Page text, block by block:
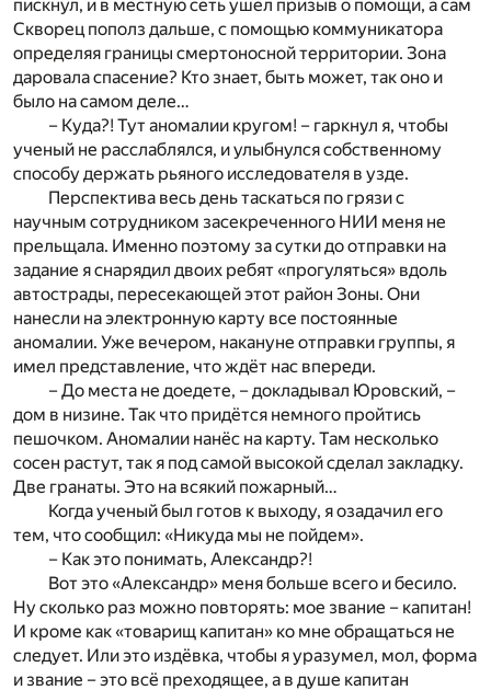
пискнул, и в местную сеть ушел призыв о помощи, а сам
Скворец пополз дальше, с помощью коммуникатора
определяя границы смертоносной территории. Зона
даровала спасение? Кто знает, быть может, так оно и
было на самом деле…
– Куда?! Тут аномалии кругом! – гаркнул я, чтобы
ученый не расслаблялся, и улыбнулся собственному
способу держать рьяного исследователя в узде.
Перспектива весь день таскаться по грязи с
научным сотрудником засекреченного НИИ меня не
прельщала. Именно поэтому за сутки до отправки на
задание я снарядил двоих ребят «прогуляться» вдоль
автострады, пересекающей этот район Зоны. Они
нанесли на электронную карту все постоянные
аномалии. Уже вечером, накануне отправки группы, я
имел представление, что ждёт нас впереди.
– До места не доедете, – докладывал Юровский, –
дом в низине. Так что придётся немного пройтись
пешочком. Аномалии нанёс на карту. Там несколько
сосен растут, так я под самой высокой сделал закладку.
Две гранаты. Это на всякий пожарный…
Когда ученый был готов к выходу, я озадачил его
тем, что сообщил: «Никуда мы не пойдем».
– Как это понимать, Александр?!
Вот это «Александр» меня больше всего и бесило.
Ну сколько раз можно повторять: мое звание – капитан!
И кроме как «товарищ капитан» ко мне обращаться не
следует. Или это издёвка, чтобы я уразумел, мол, форма
и звание – это всё преходящее, а в душе капитан